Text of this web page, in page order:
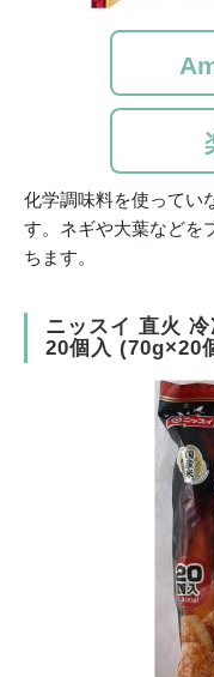
化学調味料を使ってい
す。ネギや大葉などを
ちます。
ニッスイ 直火
20個入 (70g×20